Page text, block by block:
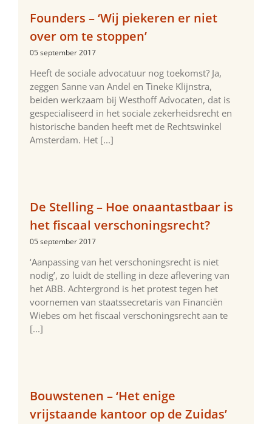
Founders – ‘Wij piekeren er niet
over om te stoppen’
05 september 2017
Heeft de sociale advocatuur nog toekomst? Ja,
zeggen Sanne van ­Andel en Tineke Klijnstra,
beiden werkzaam bij Westhoff Advocaten, dat is
gespecialiseerd in het sociale zekerheidsrecht en
historische banden heeft met de Rechtswinkel
Amsterdam. Het [...]
De Stelling – Hoe onaantastbaar is
het fiscaal verschoningsrecht?
05 september 2017
‘Aanpassing van het verschoningsrecht is niet
nodig’, zo luidt de stelling in deze aflevering van
het ABB. Achtergrond is het protest tegen het
voornemen van staatssecretaris van Financiën
Wiebes om het fiscaal verschoningsrecht aan te
[...]
Bouwstenen – ‘Het enige
vrijstaande kantoor op de Zuidas’